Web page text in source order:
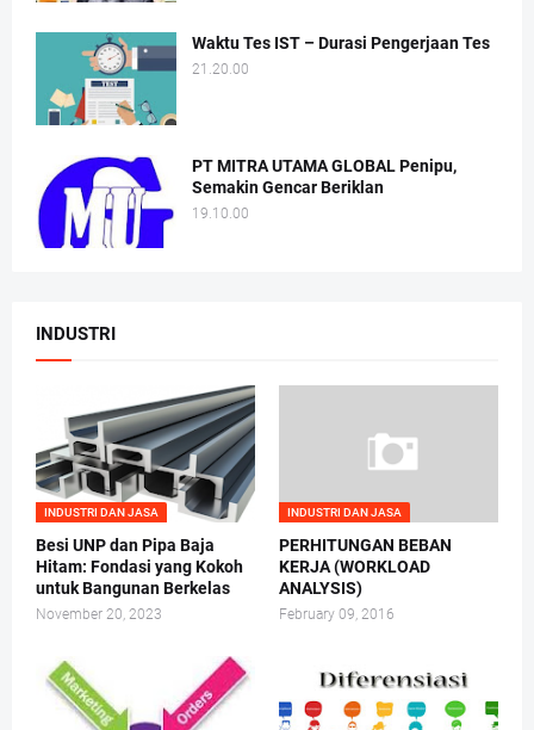
Waktu Tes IST – Durasi Pengerjaan Tes
21.20.00
PT MITRA UTAMA GLOBAL Penipu,
Semakin Gencar Beriklan
19.10.00
INDUSTRI
INDUSTRI DAN JASA
Besi UNP dan Pipa Baja
Hitam: Fondasi yang Kokoh
untuk Bangunan Berkelas
November 20, 2023
INDUSTRI DAN JASA
PERHITUNGAN BEBAN
KERJA (WORKLOAD
ANALYSIS)
February 09, 2016